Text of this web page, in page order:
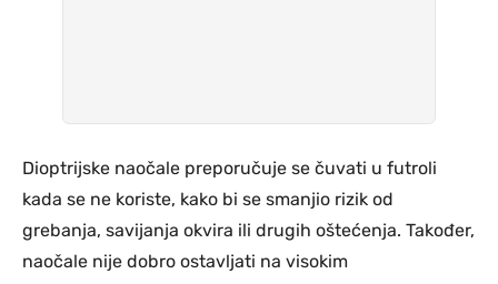
Dioptrijske naočale preporučuje se čuvati u futroli
kada se ne koriste, kako bi se smanjio rizik od
grebanja, savijanja okvira ili drugih oštećenja. Također,
naočale nije dobro ostavljati na visokim